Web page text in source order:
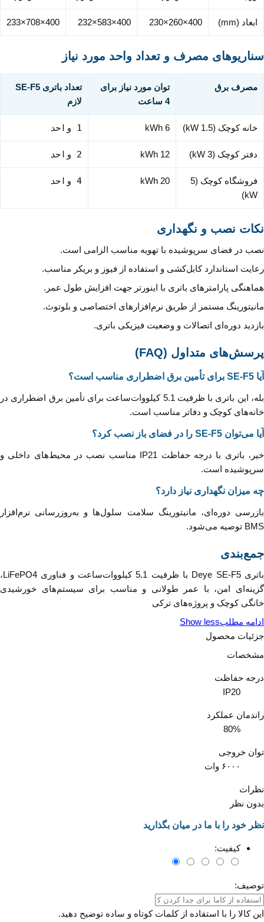
ابعاد (mm) 400×260×230
400×583×232
400×708×233
سناریوهای مصرف و تعداد واحد مورد نیاز
مصرف برق
توان مورد نیاز برای
4 ساعت
تعداد باتری SE-F5
لازم
خانه کوچک (1.5 kW) 6 kWh 1 واحد
دفتر کوچک (3 kW) 12 kWh 2 واحد
فروشگاه کوچک (5
kW)
20 kWh 4 واحد
نکات نصب و نگهداری
نصب در فضای سرپوشیده با تهویه مناسب الزامی است.
رعایت استاندارد کابل‌کشی و استفاده از فیوز و بریکر مناسب.
هماهنگی پارامترهای باتری با اینورتر جهت افزایش طول عمر.
مانیتورینگ مستمر از طریق نرم‌افزارهای اختصاصی و بلوتوث.
بازدید دوره‌ای اتصالات و وضعیت فیزیکی باتری.
پرسش‌های متداول (FAQ)
آیا SE-F5 برای تأمین برق اضطراری مناسب است؟
بله، این باتری با ظرفیت 5.1 کیلووات‌ساعت برای تأمین برق اضطراری در
خانه‌های کوچک و دفاتر مناسب است.
آیا می‌توان SE-F5 را در فضای باز نصب کرد؟
خیر، باتری با درجه حفاظت IP21 مناسب نصب در محیط‌های داخلی و
سرپوشیده است.
چه میزان نگهداری نیاز دارد؟
بازرسی دوره‌ای، مانیتورینگ سلامت سلول‌ها و به‌روزرسانی نرم‌افزار
BMS توصیه می‌شود.
جمع‌بندی
باتری Deye SE-F5 با ظرفیت 5.1 کیلووات‌ساعت و فناوری LiFePO4،
گزینه‌ای امن، با عمر طولانی و مناسب برای سیستم‌های خورشیدی
خانگی کوچک و پروژه‌های ترکی
ادامه مطلبShow less
جزئیات محصول
مشخصات
درجه حفاظت
IP20
راندمان عملکرد
80%
توان خروجی
۶۰۰۰ وات
نظرات
بدون نظر
نظر خود را با ما در میان بگذارید
کیفیت:
توصیف:
این کالا را با استفاده از کلمات کوتاه و ساده توضیح دهید.